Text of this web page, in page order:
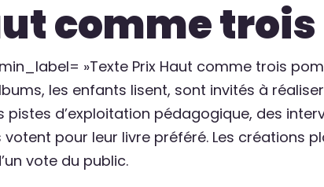
comme
»Texte Prix Haut comme trois
les enfants lisent, sont invités à
pistes d’exploitation pédagogique, des
votent pour leur livre préféré. Les créations
vote du public.